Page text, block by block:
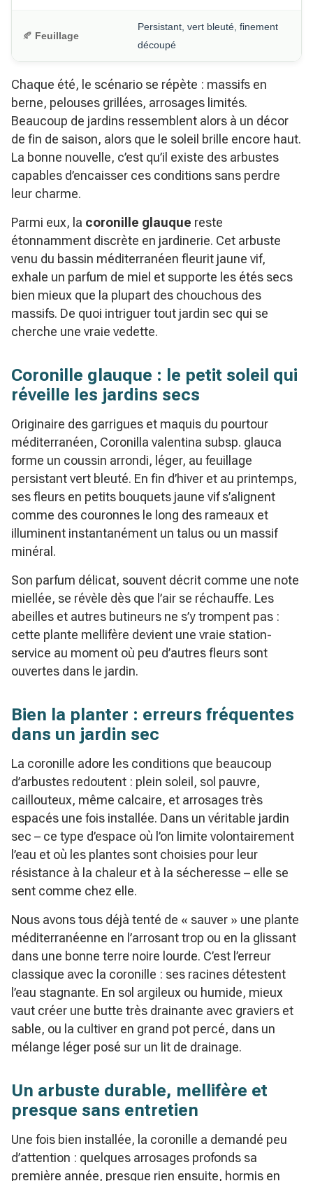
🍂 Feuillage
Persistant, vert bleuté, finement
découpé
Chaque été, le scénario se répète : massifs en
berne, pelouses grillées, arrosages limités.
Beaucoup de jardins ressemblent alors à un décor
de fin de saison, alors que le soleil brille encore haut.
La bonne nouvelle, c’est qu’il existe des arbustes
capables d’encaisser ces conditions sans perdre
leur charme.
Parmi eux, la coronille glauque reste
étonnamment discrète en jardinerie. Cet arbuste
venu du bassin méditerranéen fleurit jaune vif,
exhale un parfum de miel et supporte les étés secs
bien mieux que la plupart des chouchous des
massifs. De quoi intriguer tout jardin sec qui se
cherche une vraie vedette.
Coronille glauque : le petit soleil qui
réveille les jardins secs
Originaire des garrigues et maquis du pourtour
méditerranéen, Coronilla valentina subsp. glauca
forme un coussin arrondi, léger, au feuillage
persistant vert bleuté. En fin d’hiver et au printemps,
ses fleurs en petits bouquets jaune vif s’alignent
comme des couronnes le long des rameaux et
illuminent instantanément un talus ou un massif
minéral.
Son parfum délicat, souvent décrit comme une note
miellée, se révèle dès que l’air se réchauffe. Les
abeilles et autres butineurs ne s’y trompent pas :
cette plante mellifère devient une vraie station-
service au moment où peu d’autres fleurs sont
ouvertes dans le jardin.
Bien la planter : erreurs fréquentes
dans un jardin sec
La coronille adore les conditions que beaucoup
d’arbustes redoutent : plein soleil, sol pauvre,
caillouteux, même calcaire, et arrosages très
espacés une fois installée. Dans un véritable jardin
sec – ce type d’espace où l’on limite volontairement
l’eau et où les plantes sont choisies pour leur
résistance à la chaleur et à la sécheresse – elle se
sent comme chez elle.
Nous avons tous déjà tenté de « sauver » une plante
méditerranéenne en l’arrosant trop ou en la glissant
dans une bonne terre noire lourde. C’est l’erreur
classique avec la coronille : ses racines détestent
l’eau stagnante. En sol argileux ou humide, mieux
vaut créer une butte très drainante avec graviers et
sable, ou la cultiver en grand pot percé, dans un
mélange léger posé sur un lit de drainage.
Un arbuste durable, mellifère et
presque sans entretien
Une fois bien installée, la coronille a demandé peu
d’attention : quelques arrosages profonds sa
première année, presque rien ensuite, hormis en